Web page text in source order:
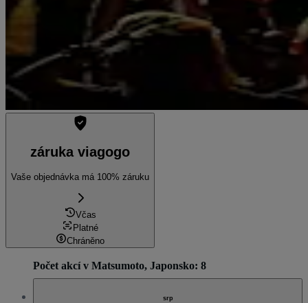
záruka viagogo
Vaše objednávka má 100% záruku
Včas
Platné
Chráněno
Počet akcí v Matsumoto, Japonsko: 8
srp